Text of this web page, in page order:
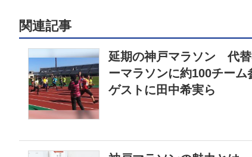
関連記事
延期の神戸マラソン 代
ーマラソンに約100チー
ゲストに田中希実ら